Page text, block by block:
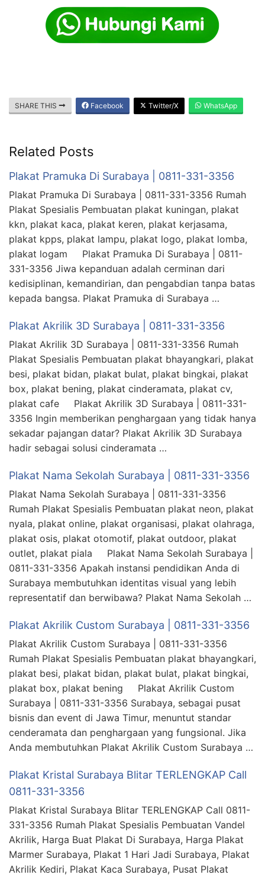
SHARE THIS Facebook Twitter/X WhatsApp
Related Posts
Plakat Pramuka Di Surabaya | 0811-331-3356
Plakat Pramuka Di Surabaya | 0811-331-3356 Rumah
Plakat Spesialis Pembuatan plakat kuningan, plakat
kkn, plakat kaca, plakat keren, plakat kerjasama,
plakat kpps, plakat lampu, plakat logo, plakat lomba,
plakat logam Plakat Pramuka Di Surabaya | 0811-
331-3356 Jiwa kepanduan adalah cerminan dari
kedisiplinan, kemandirian, dan pengabdian tanpa batas
kepada bangsa. Plakat Pramuka di Surabaya …
Plakat Akrilik 3D Surabaya | 0811-331-3356
Plakat Akrilik 3D Surabaya | 0811-331-3356 Rumah
Plakat Spesialis Pembuatan plakat bhayangkari, plakat
besi, plakat bidan, plakat bulat, plakat bingkai, plakat
box, plakat bening, plakat cinderamata, plakat cv,
plakat cafe Plakat Akrilik 3D Surabaya | 0811-331-
3356 Ingin memberikan penghargaan yang tidak hanya
sekadar pajangan datar? Plakat Akrilik 3D Surabaya
hadir sebagai solusi cinderamata …
Plakat Nama Sekolah Surabaya | 0811-331-3356
Plakat Nama Sekolah Surabaya | 0811-331-3356
Rumah Plakat Spesialis Pembuatan plakat neon, plakat
nyala, plakat online, plakat organisasi, plakat olahraga,
plakat osis, plakat otomotif, plakat outdoor, plakat
outlet, plakat piala Plakat Nama Sekolah Surabaya |
0811-331-3356 Apakah instansi pendidikan Anda di
Surabaya membutuhkan identitas visual yang lebih
representatif dan berwibawa? Plakat Nama Sekolah …
Plakat Akrilik Custom Surabaya | 0811-331-3356
Plakat Akrilik Custom Surabaya | 0811-331-3356
Rumah Plakat Spesialis Pembuatan plakat bhayangkari,
plakat besi, plakat bidan, plakat bulat, plakat bingkai,
plakat box, plakat bening Plakat Akrilik Custom
Surabaya | 0811-331-3356 Surabaya, sebagai pusat
bisnis dan event di Jawa Timur, menuntut standar
cenderamata dan penghargaan yang fungsional. Jika
Anda membutuhkan Plakat Akrilik Custom Surabaya …
Plakat Kristal Surabaya Blitar TERLENGKAP Call
0811-331-3356
Plakat Kristal Surabaya Blitar TERLENGKAP Call 0811-
331-3356 Rumah Plakat Spesialis Pembuatan Vandel
Akrilik, Harga Buat Plakat Di Surabaya, Harga Plakat
Marmer Surabaya, Plakat 1 Hari Jadi Surabaya, Plakat
Akrilik Kediri, Plakat Kaca Surabaya, Pusat Plakat